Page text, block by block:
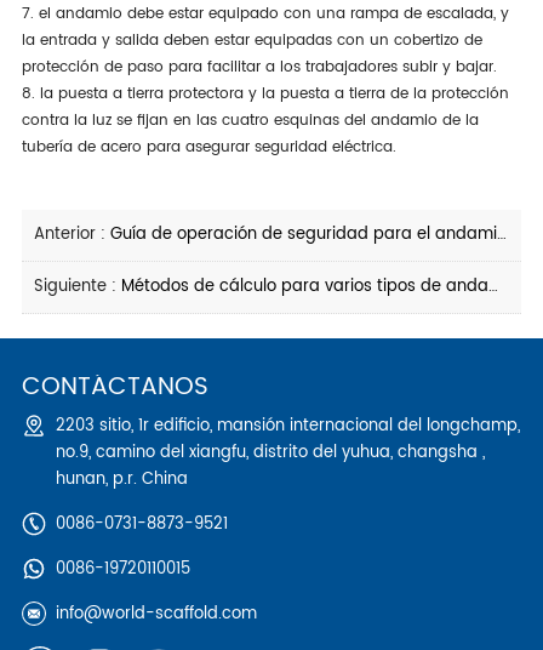
7. el andamio debe estar equipado con una rampa de escalada, y
la entrada y salida deben estar equipadas con un cobertizo de
protección de paso para facilitar a los trabajadores subir y bajar.
8. la puesta a tierra protectora y la puesta a tierra de la protección
contra la luz se fijan en las cuatro esquinas del andamio de la
tubería de acero para asegurar seguridad eléctrica.
Anterior : Guía de operación de seguridad para el andamio industrial
Siguiente : Métodos de cálculo para varios tipos de andamios
CONTÁCTANOS
2203 sitio, 1r edificio, mansión internacional del longchamp,
no.9, camino del xiangfu, distrito del yuhua, changsha ,
hunan, p.r. China
0086-0731-8873-9521
0086-19720110015
info@world-scaffold.com